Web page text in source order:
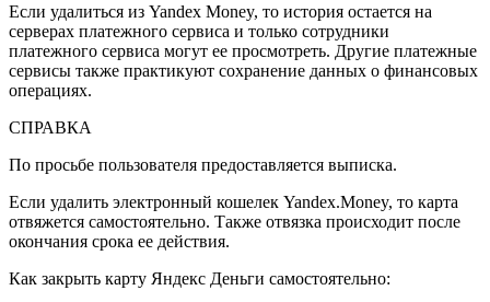
Если удалиться из Yandex Money, то история остается на
серверах платежного сервиса и только сотрудники
платежного сервиса могут ее просмотреть. Другие платежные
сервисы также практикуют сохранение данных о финансовых
операциях.
СПРАВКА
По просьбе пользователя предоставляется выписка.
Если удалить электронный кошелек Yandex.Money, то карта
отвяжется самостоятельно. Также отвязка происходит после
окончания срока ее действия.
Как закрыть карту Яндекс Деньги самостоятельно: